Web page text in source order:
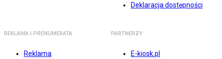
Deklaracja dostępności
REKLAMA I PRENUMERATA
Reklama
PARTNERZY
E-kiosk.pl